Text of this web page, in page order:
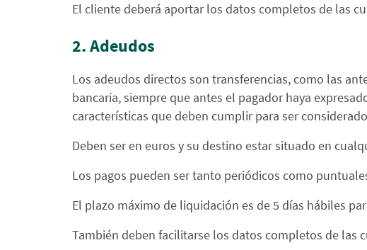
El cliente deberá aportar los datos completos de las
2. Adeudos
Los adeudos directos son transferencias, como las
bancaria, siempre que antes el pagador haya
características que deben cumplir para ser
Deben ser en euros y su destino estar situado en
Los pagos pueden ser tanto periódicos como
El plazo máximo de liquidación es de 5 días hábiles
También deben facilitarse los datos completos de las